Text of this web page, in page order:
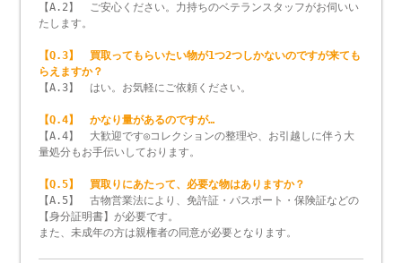
【A.2】 ご安心ください。力持ちのベテランスタッフがお伺いい
たします。
【Q.3】 買取ってもらいたい物が1つ2つしかないのですが来ても
らえますか？
【A.3】 はい。お気軽にご依頼ください。
【Q.4】 かなり量があるのですが…
【A.4】 大歓迎です◎コレクションの整理や、お引越しに伴う大
量処分もお手伝いしております。
【Q.5】 買取りにあたって、必要な物はありますか？
【A.5】 古物営業法により、免許証・パスポート・保険証などの
【身分証明書】が必要です。
また、未成年の方は親権者の同意が必要となります。